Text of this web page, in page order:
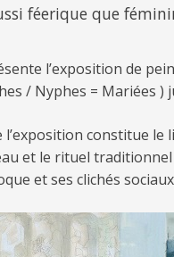
féerique que
l’exposition de
/ Nyphes = Mariées )
constitue
et le rituel
et ses clichés